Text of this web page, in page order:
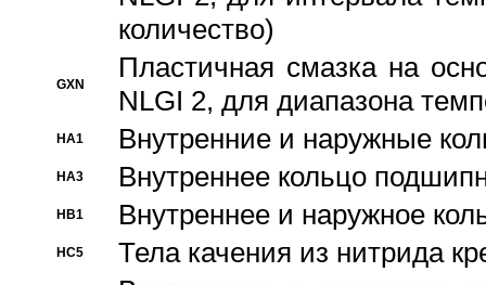
количество)
GXN
Пластичная смазка на
NLGI 2, для диапазона
HA1 Внутренние и наружные
HA3 Bнутреннее кольцо
HB1 Bнутреннее и наружное
HC5 Тела качения из нитрида